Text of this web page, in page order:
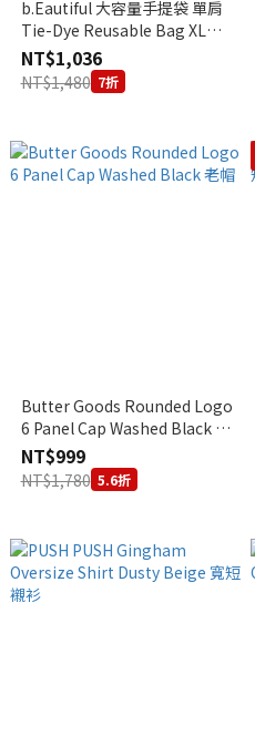
b.Eautiful 大容量手提袋 單肩
Tie-Dye Reusable Bag XL
(Navy)
NT$1,036
NT$1,480 7折
Butter Goods Rounded Logo
6 Panel Cap Washed Black 老
帽
NT$999
NT$1,780 5.6折